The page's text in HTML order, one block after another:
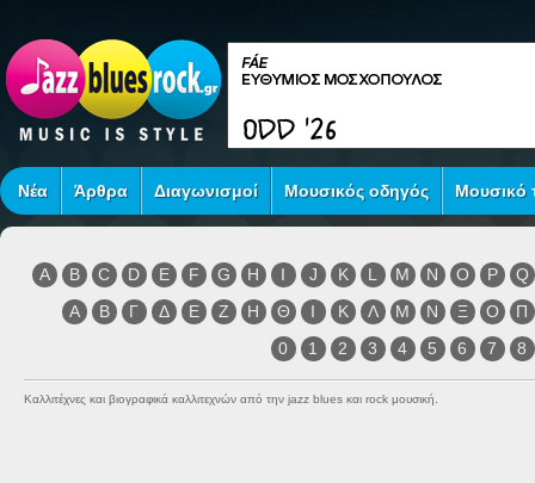
Νέα Άρθρα Διαγωνισμοί Μουσικός οδηγός Μουσικό
A B C D E F G H I J K L M N O P
Q
Α
Β Γ Δ Ε Ζ Η Θ Ι Κ Λ Μ Ν Ξ Ο
Π
0
1 2 3 4 5 6 7 8
Καλλιτέχνες και βιογραφικά καλλιτεχνών από την jazz blues και rock μουσική.